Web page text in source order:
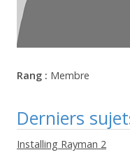
Rang : Membre
Derniers
Installing Rayman 2